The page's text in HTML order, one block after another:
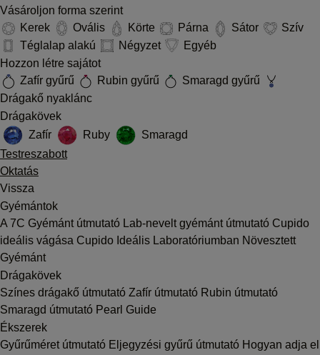
Vásároljon forma szerint
Kerek
Ovális Körte Párna Sátor
Szív
Téglalap alakú
Négyzet
Egyéb
Hozzon létre sajátot
Zafír gyűrű
Rubin gyűrű
Smaragd gyűrű
Drágakő nyaklánc
Drágakövek
Zafír
Ruby
Smaragd
Testreszabott
Oktatás
Vissza
Gyémántok
A 7C Gyémánt útmutató Lab-nevelt gyémánt útmutató Cupido
ideális vágása Cupido Ideális Laboratóriumban Növesztett
Gyémánt
Drágakövek
Színes drágakő útmutató Zafír útmutató Rubin útmutató
Smaragd útmutató Pearl Guide
Ékszerek
Gyűrűméret útmutató Eljegyzési gyűrű útmutató Hogyan adja el